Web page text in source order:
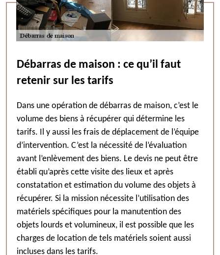
Débarras de maison : ce qu’il faut
retenir sur les tarifs
Dans une opération de débarras de maison, c’est le
volume des biens à récupérer qui détermine les
tarifs. Il y aussi les frais de déplacement de l’équipe
d’intervention. C’est la nécessité de l’évaluation
avant l’enlèvement des biens. Le devis ne peut être
établi qu’après cette visite des lieux et après
constatation et estimation du volume des objets à
récupérer. Si la mission nécessite l’utilisation des
matériels spécifiques pour la manutention des
objets lourds et volumineux, il est possible que les
charges de location de tels matériels soient aussi
incluses dans les tarifs.